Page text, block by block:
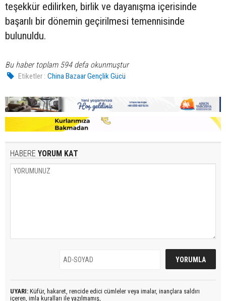
teşekkür edilirken, birlik ve dayanışma içerisinde
başarılı bir dönemin geçirilmesi temennisinde
bulunuldu.
Bu haber toplam 594 defa okunmuştur
Etiketler : China Bazaar Gençlik Gücü
HABERE YORUM KAT
UYARI: Küfür, hakaret, rencide edici cümleler veya imalar, inançlara saldırı
içeren, imla kuralları ile yazılmamış,